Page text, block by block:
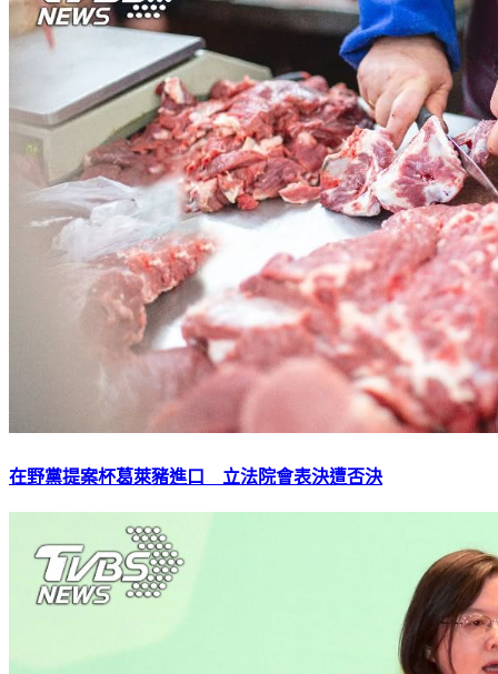
在野黨提案杯葛萊豬進口 立法院會表決遭否決